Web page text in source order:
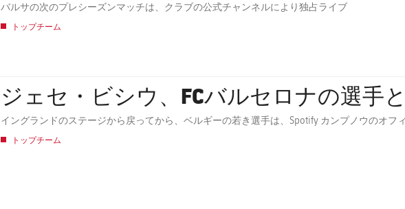
バルサの次のプレシーズンマッチは、クラブの公式チャンネルにより独占ライブ
トップチーム
ジェセ・ビシウ、FCバルセロナの選手
イングランドのステージから戻ってから、ベルギーの若き選手は、Spotify カンプノウのオフ
トップチーム